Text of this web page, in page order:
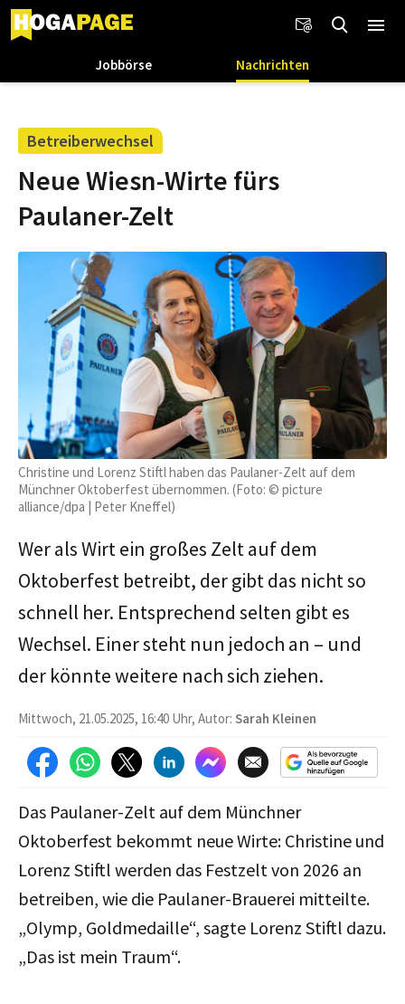
Jobbörse Nachrichten
Betreiberwechsel
Neue Wiesn-Wirte fürs
Paulaner-Zelt
Christine und Lorenz Stiftl haben das Paulaner-Zelt auf dem
Münchner Oktoberfest übernommen. (Foto: © picture
alliance/dpa | Peter Kneffel)
Wer als Wirt ein großes Zelt auf dem
Oktoberfest betreibt, der gibt das nicht so
schnell her. Entsprechend selten gibt es
Wechsel. Einer steht nun jedoch an – und
der könnte weitere nach sich ziehen.
Mittwoch, 21.05.2025, 16:40 Uhr, Autor: Sarah Kleinen
Das Paulaner-Zelt auf dem Münchner
Oktoberfest bekommt neue Wirte: Christine und
Lorenz Stiftl werden das Festzelt von 2026 an
betreiben, wie die Paulaner-Brauerei mitteilte.
„Olymp, Goldmedaille“, sagte Lorenz Stiftl dazu.
„Das ist mein Traum“.